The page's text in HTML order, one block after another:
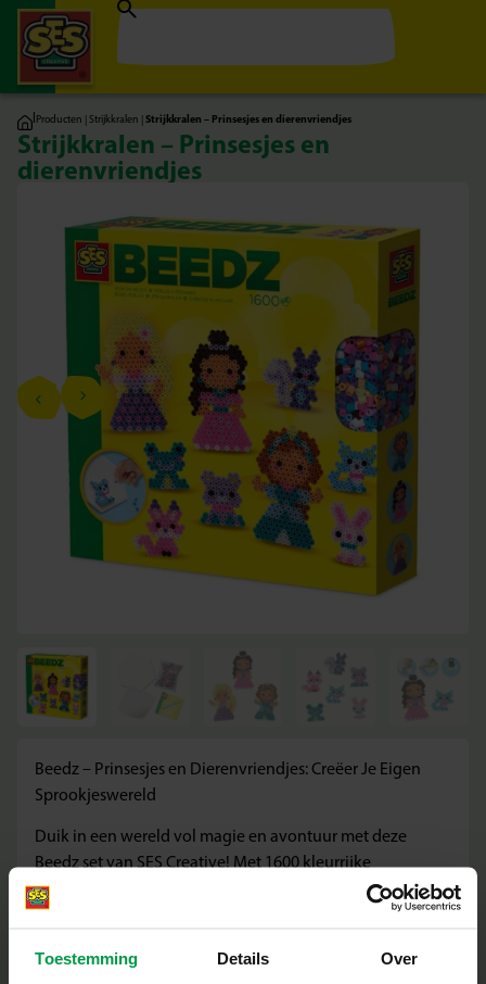
Toestemming Details Over
|Producten | Strijkkralen |Strijkkralen – Prinsesjes en dierenvriendjes
Strijkkralen – Prinsesjes en
dierenvriendjes
Beedz – Prinsesjes en Dierenvriendjes: Creëer Je Eigen
Sprookjeswereld
Duik in een wereld vol magie en avontuur met deze
Beedz set van SES Creative! Met 1600 kleurrijke
strijkkralen en een handig zeskantig legbord maak je de
mooiste prinsesjes en hun schattige dierenvriendjes.
sprookjes en hun eigen verhalen willen creëren.